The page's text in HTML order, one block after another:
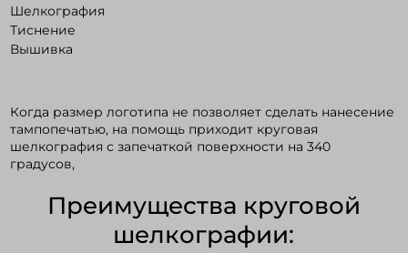
Шелкография
Тиснение
Вышивка
Когда размер логотипа не позволяет сделать нанесение
тампопечатью, на помощь приходит круговая
шелкография с запечаткой поверхности на 340
градусов,
Преимущества круговой
шелкографии:
Зарегистрироваться